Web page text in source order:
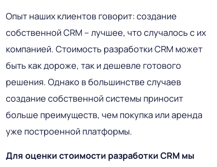
Опыт наших клиентов говорит: создание
собственной CRM – лучшее, что случалось с их
компанией. Стоимость разработки CRM может
быть как дороже, так и дешевле готового
решения. Однако в большинстве случаев
создание собственной системы приносит
больше преимуществ, чем покупка или аренда
уже построенной платформы.
Для оценки стоимости разработки CRM мы